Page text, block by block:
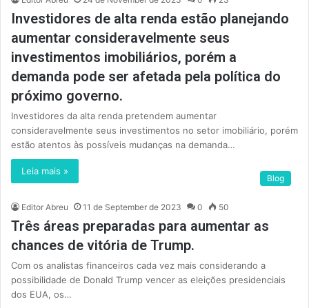
Investidores de alta renda estão planejando
aumentar consideravelmente seus
investimentos imobiliários, porém a
demanda pode ser afetada pela política do
próximo governo.
Investidores da alta renda pretendem aumentar
consideravelmente seus investimentos no setor imobiliário, porém
estão atentos às possíveis mudanças na demanda…
Leia mais »
Blog
Editor Abreu 11 de September de 2023 0 50
Três áreas preparadas para aumentar as
chances de vitória de Trump.
Com os analistas financeiros cada vez mais considerando a
possibilidade de Donald Trump vencer as eleições presidenciais
dos EUA, os…